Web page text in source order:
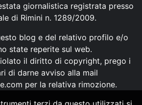
giornalistica registrata presso
di Rimini n. 1289/2009.
blog e del relativo profilo e/o
state reperite sul web.
il diritto di copyright, prego i
di darne avviso alla mail
per la relativa rimozione.